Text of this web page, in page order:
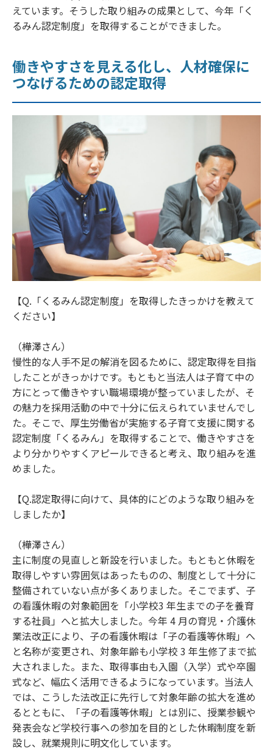
えています。そうした取り組みの成果として、今年「く
るみん認定制度」を取得することができました。
働きやすさを見える化し、人材確保に
つなげるための認定取得
【Q.「くるみん認定制度」を取得したきっかけを教えて
ください】
（樺澤さん）
慢性的な人手不足の解消を図るために、認定取得を目指
したことがきっかけです。もともと当法人は子育て中の
方にとって働きやすい職場環境が整っていましたが、そ
の魅力を採用活動の中で十分に伝えられていませんでし
た。そこで、厚生労働省が実施する子育て支援に関する
認定制度「くるみん」を取得することで、働きやすさを
より分かりやすくアピールできると考え、取り組みを進
めました。
【Q.認定取得に向けて、具体的にどのような取り組みを
しましたか】
（樺澤さん）
主に制度の見直しと新設を行いました。もともと休暇を
取得しやすい雰囲気はあったものの、制度として十分に
整備されていない点が多くありました。そこでまず、子
の看護休暇の対象範囲を「小学校3 年生までの子を養育
する社員」へと拡大しました。今年 4 月の育児・介護休
業法改正により、子の看護休暇は「子の看護等休暇」へ
と名称が変更され、対象年齢も小学校 3 年生修了まで拡
大されました。また、取得事由も入園（入学）式や卒園
式など、幅広く活用できるようになっています。当法人
では、こうした法改正に先行して対象年齢の拡大を進め
るとともに、「子の看護等休暇」とは別に、授業参観や
発表会など学校行事への参加を目的とした休暇制度を新
設し、就業規則に明文化しています。